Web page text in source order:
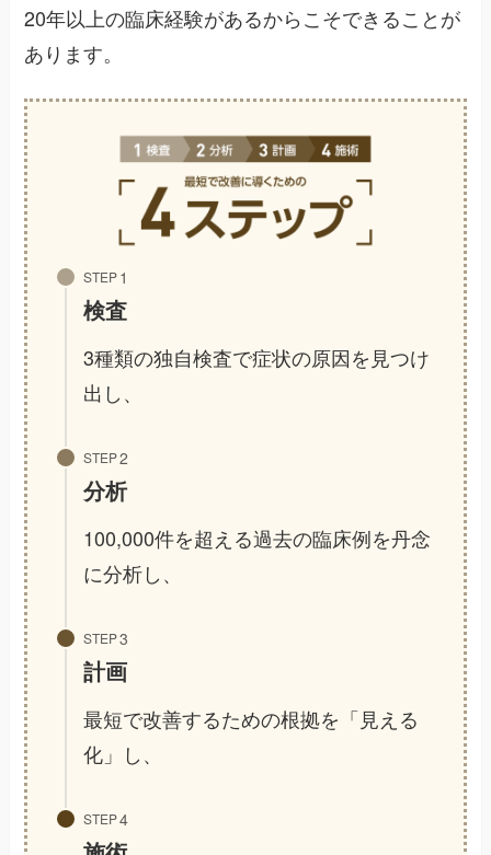
20年以上の臨床経験があるからこそできることが
あります。
STEP
検査
3種類の独自検査で症状の原因を見つけ
出し、
STEP
分析
100,000件を超える過去の臨床例を丹念
に分析し、
STEP
計画
最短で改善するための根拠を「見える
化」し、
STEP